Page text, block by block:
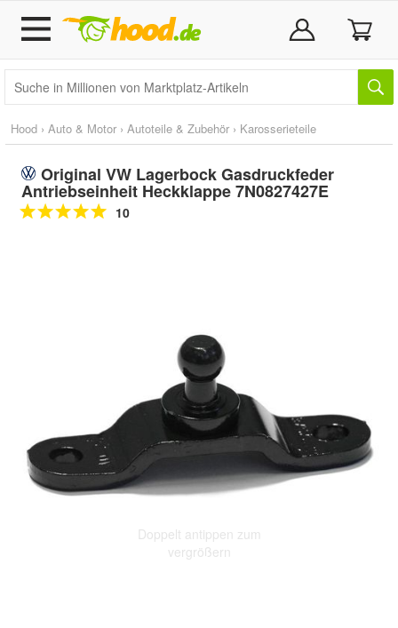
Hood › Auto & Motor › Autoteile & Zubehör › Karosserieteile
Original VW Lagerbock Gasdruckfeder
Antriebseinheit Heckklappe 7N0827427E
10
Doppelt antippen zum
vergrößern